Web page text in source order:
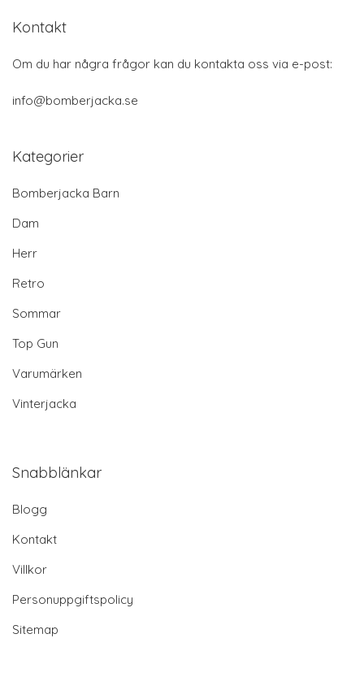
Kontakt
Om du har några frågor kan du kontakta oss via e-post:
info@bomberjacka.se
Kategorier
Bomberjacka Barn
Dam
Herr
Retro
Sommar
Top Gun
Varumärken
Vinterjacka
Snabblänkar
Blogg
Kontakt
Villkor
Personuppgiftspolicy
Sitemap